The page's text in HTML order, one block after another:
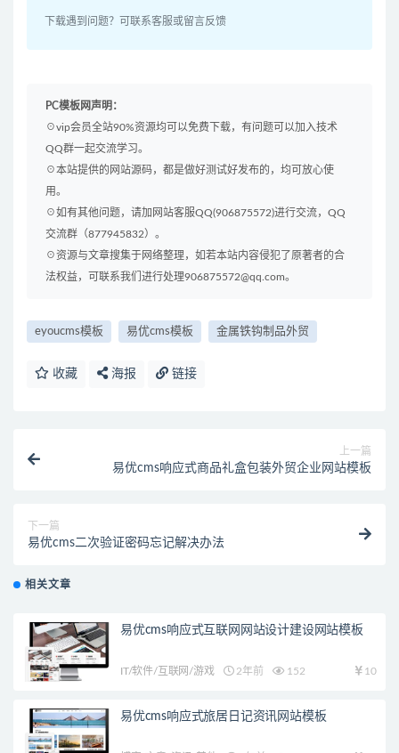
下载遇到问题？可联系客服或留言反馈
PC模板网声明：
☉vip会员全站90%资源均可以免费下载，有问题可以加入技术
QQ群一起交流学习。
☉本站提供的网站源码，都是做好测试好发布的，均可放心使
用。
☉如有其他问题，请加网站客服QQ(906875572)进行交流，QQ
交流群（877945832）。
☉资源与文章搜集于网络整理，如若本站内容侵犯了原著者的合
法权益，可联系我们进行处理906875572@qq.com。
eyoucms模板 易优cms模板 金属铁钩制品外贸
收藏 海报 链接
上一篇
易优cms响应式商品礼盒包装外贸企业网站模板
下一篇
易优cms二次验证密码忘记解决办法
相关文章
易优cms响应式互联网网站设计建设网站模板
IT/软件/互联网/游戏 2年前 152 10
易优cms响应式旅居日记资讯网站模板